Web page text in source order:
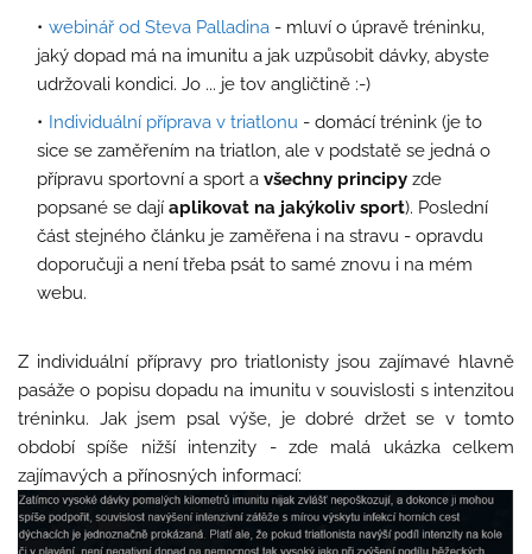
webinář od Steva Palladina - mluví o úpravě tréninku,
jaký dopad má na imunitu a jak uzpůsobit dávky, abyste
udržovali kondici. Jo ... je tov angličtině :-)
Individuální příprava v triatlonu - domácí trénink (je to
sice se zaměřením na triatlon, ale v podstatě se jedná o
přípravu sportovní a sport a všechny principy zde
popsané se dají aplikovat na jakýkoliv sport). Poslední
část stejného článku je zaměřena i na stravu - opravdu
doporučuji a není třeba psát to samé znovu i na mém
webu.
Z individuální přípravy pro triatlonisty jsou zajímavé hlavně
pasáže o popisu dopadu na imunitu v souvislosti s intenzitou
tréninku. Jak jsem psal výše, je dobré držet se v tomto
období spíše nižší intenzity - zde malá ukázka celkem
zajímavých a přínosných informací: